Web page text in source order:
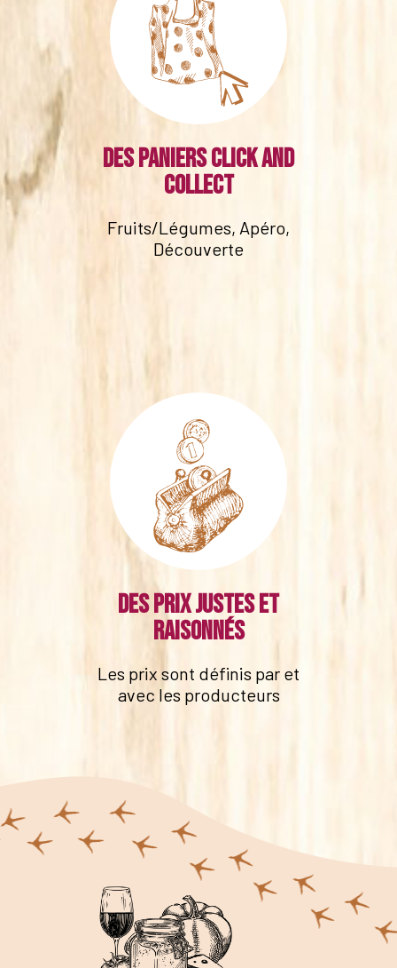
Des paniers click and
collect
Fruits/Légumes, Apéro,
Découverte
Des prix justes et
raisonnés
Les prix sont définis par et
avec les producteurs